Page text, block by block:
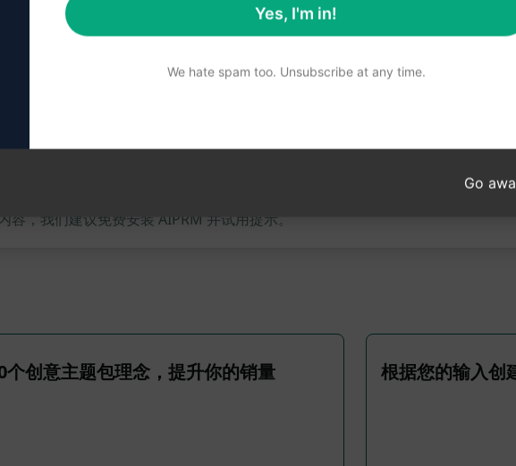
，我们建议免费安装 AIPRM 并试用提示。
个创意主题包理念，提升你的销量 根据您的输入创
Yes, I'm in!
We hate spam too. Unsubscribe at any time.
Go